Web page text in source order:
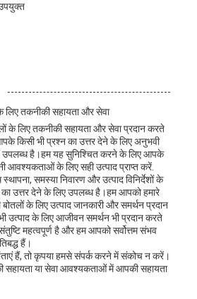
लिए तकनीकी सहायता और सेवा
के लिए तकनीकी सहायता और सेवा प्रदान करते
किसी भी प्रश्न का उत्तर देने के लिए अनुभवी
उपलब्ध है।हम यह सुनिश्चित करने के लिए आपके
आवश्यकताओं के लिए सही उत्पाद प्राप्त करें.
समस्या निवारण और उत्पाद विनिर्देशों के
उत्तर देने के लिए उपलब्ध है।हम आपको हमारे
बोतलों के लिए उत्पाद जानकारी और समर्थन प्रदान
उत्पाद के लिए आजीवन समर्थन भी प्रदान करते
महत्वपूर्ण है और हम आपको सर्वोत्तम संभव
हैं।
हैं, तो कृपया हमसे संपर्क करने में संकोच न करें।
सहायता या सेवा आवश्यकताओं में आपकी सहायता